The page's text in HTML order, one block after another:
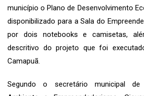
município o Plano de Desenvolvimento
disponibilizado para a Sala do
por dois notebooks e camisetas,
descritivo do projeto que foi
Camapuã.
Segundo o secretário municipal de